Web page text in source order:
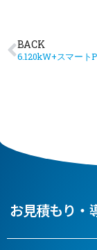
BACK
6.120kW+スマー
お見積もり・